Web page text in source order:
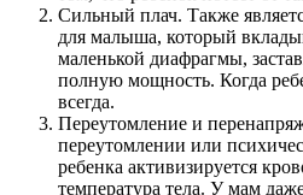
Сильный плач. Также
для малыша, который
маленькой диафрагмы,
полную мощность. Когда
всегда.
Переутомление и
переутомлении или
ребенка активизируется
температура тела. У мам